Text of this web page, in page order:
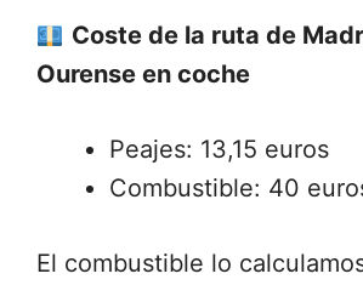
Coste de la ruta de
Ourense en coche
Peajes: 13,15 euros
Combustible: 40
El combustible lo